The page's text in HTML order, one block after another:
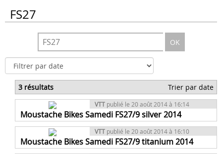
FS27
OK
3 résultats Trier par date
VTT publié le 20 août 2014 à 16:14
Moustache Bikes Samedi FS27/9 silver 2014
VTT publié le 20 août 2014 à 16:10
Moustache Bikes Samedi FS27/9 titanium 2014